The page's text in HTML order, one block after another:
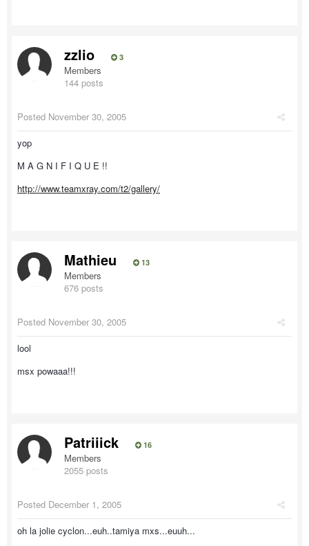
zzlio 3
Members
144 posts
Posted November 30, 2005
yop
M A G N I F I Q U E !!
http://www.teamxray.com/t2/gallery/
Mathieu 13
Members
676 posts
Posted November 30, 2005
lool
msx powaaa!!!
Patriiick 16
Members
2055 posts
Posted December 1, 2005
oh la jolie cyclon...euh..tamiya mxs...euuh...